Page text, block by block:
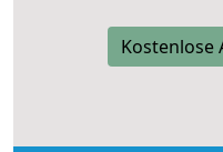
Kostenlose